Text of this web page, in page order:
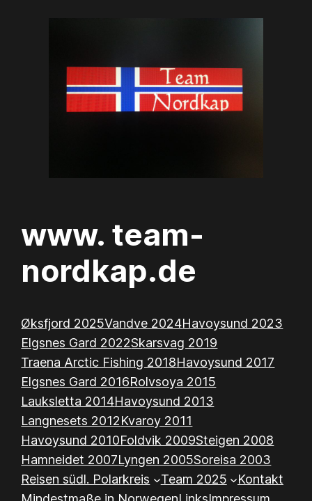
www. team-
nordkap.de
Øksfjord 2025Vandve 2024Havoysund 2023
Elgsnes Gard 2022Skarsvag 2019
Traena Arctic Fishing 2018Havoysund 2017
Elgsnes Gard 2016Rolvsoya 2015
Lauksletta 2014Havoysund 2013
Langnesets 2012Kvaroy 2011
Havoysund 2010Foldvik 2009Steigen 2008
Hamneidet 2007Lyngen 2005Soreisa 2003
Reisen südl. Polarkreis
Team 2025
Kontakt